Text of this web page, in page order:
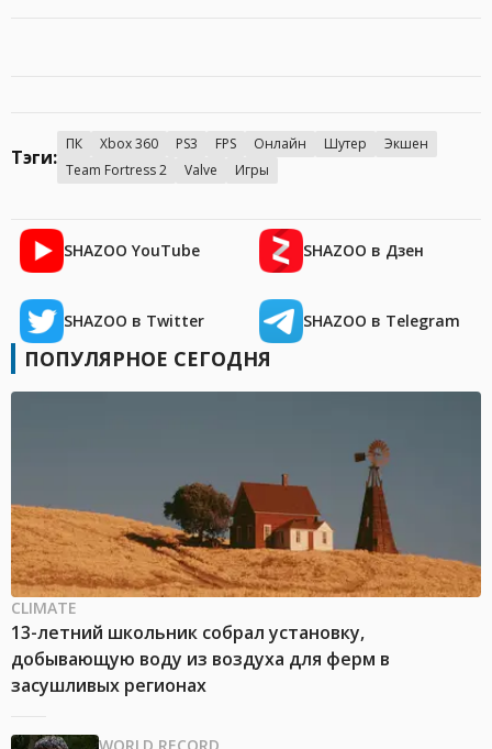
Тэги:
ПК Xbox 360 PS3 FPS Онлайн Шутер
Экшен
Team Fortress 2
Valve Игры
SHAZOO YouTube SHAZOO в Дзен
SHAZOO в Twitter SHAZOO в Telegram
ПОПУЛЯРНОЕ СЕГОДНЯ
CLIMATE
13-летний школьник собрал установку,
добывающую воду из воздуха для ферм в
засушливых регионах